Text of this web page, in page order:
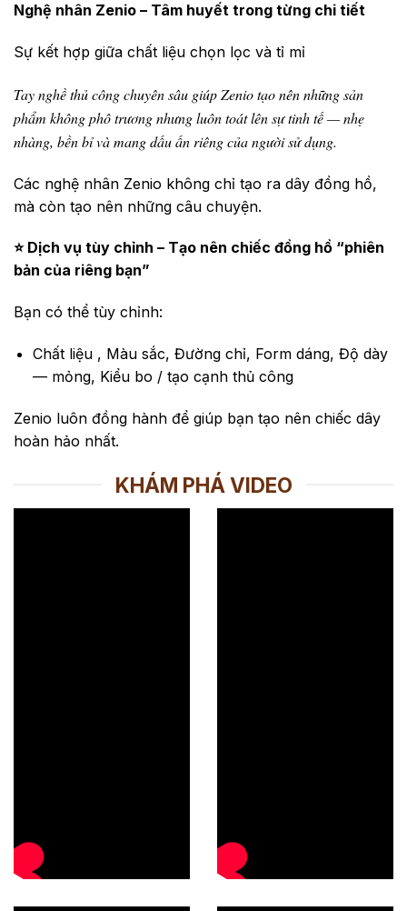
Nghệ nhân Zenio – Tâm huyết trong từng chi tiết
Sự kết hợp giữa chất liệu chọn lọc và tỉ mỉ
Tay nghề thủ công chuyên sâu giúp Zenio tạo nên những sản
phẩm không phô trương nhưng luôn toát lên sự tinh tế — nhẹ
nhàng, bền bỉ và mang dấu ấn riêng của người sử dụng.
Các nghệ nhân Zenio không chỉ tạo ra dây đồng hồ,
mà còn tạo nên những câu chuyện.
⭐ Dịch vụ tùy chỉnh – Tạo nên chiếc đồng hồ “phiên
bản của riêng bạn”
Bạn có thể tùy chỉnh:
Chất liệu , Màu sắc, Đường chỉ, Form dáng, Độ dày
— mỏng, Kiểu bo / tạo cạnh thủ công
Zenio luôn đồng hành để giúp bạn tạo nên chiếc dây
hoàn hảo nhất.
KHÁM PHÁ VIDEO